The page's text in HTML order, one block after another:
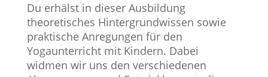
Du erhälst in dieser Ausbildung
theoretisches Hintergrundwissen sowie
praktische Anregungen für den
Yogaunterricht mit Kindern. Dabei
widmen wir uns den verschiedenen